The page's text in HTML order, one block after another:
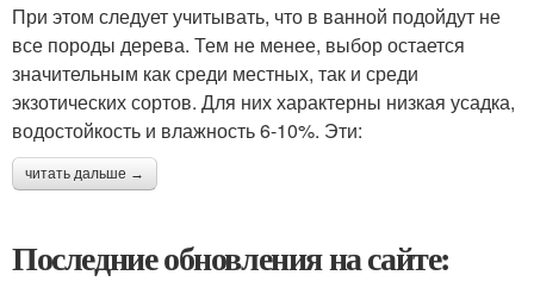
При этом следует учитывать, что в ванной подойдут не
все породы дерева. Тем не менее, выбор остается
значительным как среди местных, так и среди
экзотических сортов. Для них характерны низкая усадка,
водостойкость и влажность 6-10%. Эти:
читать дальше →
Последние обновления на сайте: